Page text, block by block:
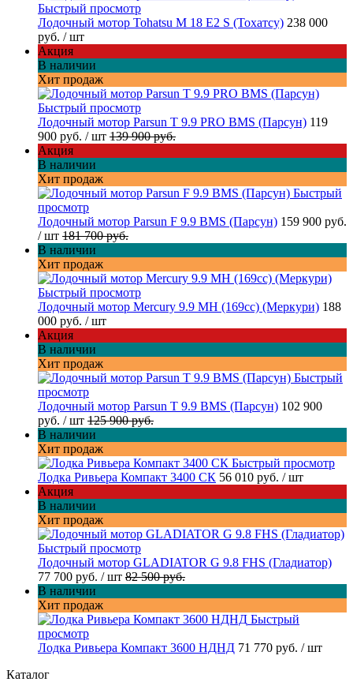
Быстрый просмотр
Лодочный мотор Tohatsu M 18 E2 S (Тохатсу) 238 000
руб. / шт
Акция
В наличии
Хит продаж
Быстрый просмотр
Лодочный мотор Parsun T 9.9 PRO BMS (Парсун) 119
900 руб. / шт 139 900 руб.
Акция
В наличии
Хит продаж
Быстрый
просмотр
Лодочный мотор Parsun F 9.9 BMS (Парсун) 159 900 руб.
/ шт 181 700 руб.
В наличии
Хит продаж
Быстрый просмотр
Лодочный мотор Mercury 9.9 MH (169cc) (Меркури) 188
000 руб. / шт
Акция
В наличии
Хит продаж
Быстрый
просмотр
Лодочный мотор Parsun T 9.9 BMS (Парсун) 102 900
руб. / шт 125 900 руб.
В наличии
Хит продаж
Быстрый просмотр
Лодка Ривьера Компакт 3400 СК 56 010 руб. / шт
Акция
В наличии
Хит продаж
Быстрый просмотр
Лодочный мотор GLADIATOR G 9.8 FHS (Гладиатор)
77 700 руб. / шт 82 500 руб.
В наличии
Хит продаж
Быстрый
просмотр
Лодка Ривьера Компакт 3600 НДНД 71 770 руб. / шт
Каталог